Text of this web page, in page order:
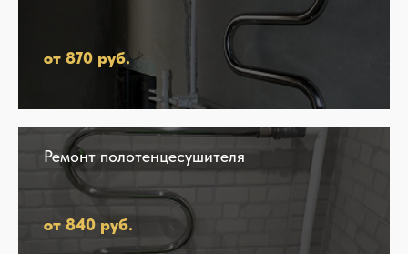
от 870 руб.
Ремонт полотенцесушителя
от 840 руб.